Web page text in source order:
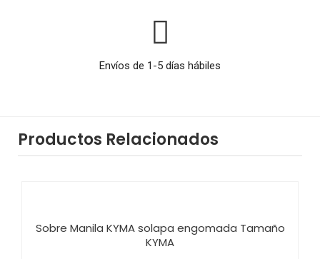
Envíos de 1-5 días hábiles
Productos Relacionados
Sobre Manila KYMA solapa engomada Tamaño
KYMA